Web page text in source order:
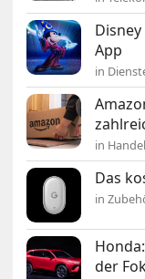
App
in
in Handel
Das
in
der